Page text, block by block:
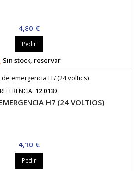
Precio
4,80 €
Pedir
Sin stock, reservar
REFERENCIA: 12.0139
H7 (24 VOLTIOS)
Precio
4,10 €
Pedir